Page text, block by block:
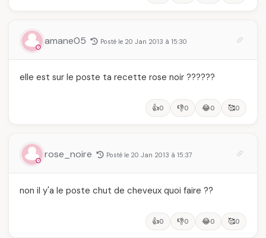
amane05 Posté le 20 Jan 2013 à 15:30
elle est sur le poste ta recette rose noir ??????
👍0 👎0 😂0 🥰0
rose_noire Posté le 20 Jan 2013 à 15:37
non il y'a le poste chut de cheveux quoi faire ??
👍0 👎0 😂0 🥰0